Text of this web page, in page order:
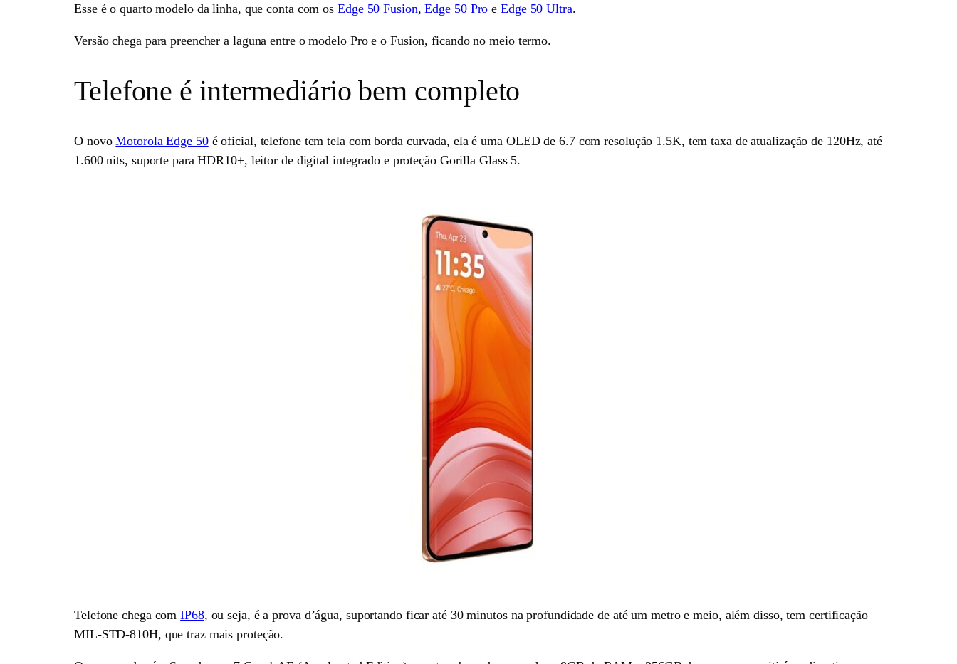
Esse é o quarto modelo da linha, que conta com os Edge 50 Fusion,Edge 50 Pro eEdge 50 Ultra.
Versão chega para preencher a laguna entre o modelo Pro e o Fusion, ficando no meio termo.
Telefone é intermediário bem completo
O novoMotorola Edge 50é oficial, telefone tem tela com borda curvada, ela é uma OLED de 6.7 com resolução 1.5K, tem taxa de atualização de 120Hz, até
1.600 nits, suporte para HDR10+, leitor de digital integrado e proteção Gorilla Glass 5.
Telefone chega comIP68, ou seja, é a prova d’água, suportando ficar até 30 minutos na profundidade de até um metro e meio, além disso, tem certificação
MIL-STD-810H, que traz mais proteção.